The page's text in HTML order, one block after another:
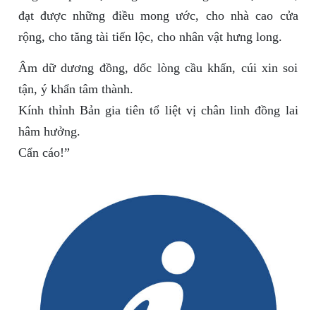
đạt được những điều mong ước, cho nhà cao cửa
rộng, cho tăng tài tiến lộc, cho nhân vật hưng long.
Âm dữ dương đồng, dốc lòng cầu khấn, cúi xin soi
tận, ý khẩn tâm thành.
Kính thỉnh Bản gia tiên tổ liệt vị chân linh đồng lai
hâm hưởng.
Cẩn cáo!”